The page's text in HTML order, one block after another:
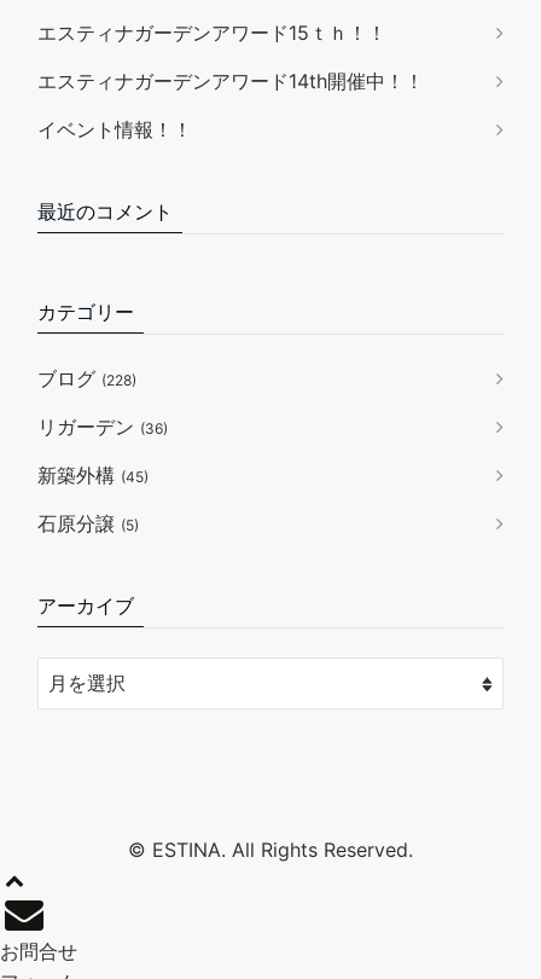
エスティナガーデンアワード15ｔｈ！！
エスティナガーデンアワード14th開催中！！
イベント情報！！
最近のコメント
カテゴリー
ブログ (228)
リガーデン (36)
新築外構 (45)
石原分譲 (5)
アーカイブ
© ESTINA. All Rights Reserved.
お問合せ